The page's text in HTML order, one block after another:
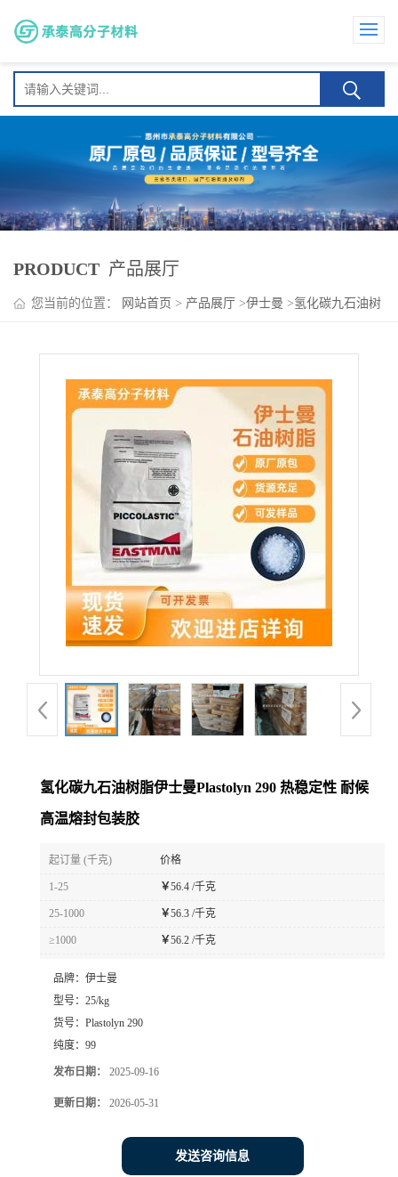
PRODUCT 产品展厅
您当前的位置： 网站首页 > 产品展厅 >伊士曼 >氢化碳九石油树
氢化碳九石油树脂伊士曼Plastolyn 290 热稳定性 耐候
高温熔封包装胶
起订量 (千克) 价格
1-25 ￥56.4 /千克
25-1000 ￥56.3 /千克
≥1000 ￥56.2 /千克
品牌： 伊士曼
型号： 25/kg
货号： Plastolyn 290
纯度： 99
发布日期： 2025-09-16
更新日期： 2026-05-31
发送咨询信息